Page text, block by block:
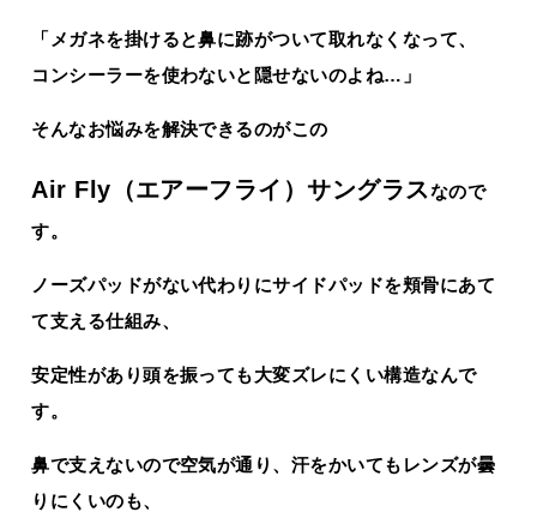
「メガネを掛けると鼻に跡がついて取れなくなって、
コンシーラーを使わないと隠せないのよね…」
そんなお悩みを解決できるのがこの
Air Fly（エアーフライ）サングラスなので
す。
ノーズパッドがない代わりにサイドパッドを頬骨にあて
て支える仕組み、
安定性があり頭を振っても大変ズレにくい構造なんで
す。
鼻で支えないので空気が通り、汗をかいてもレンズが曇
りにくいのも、